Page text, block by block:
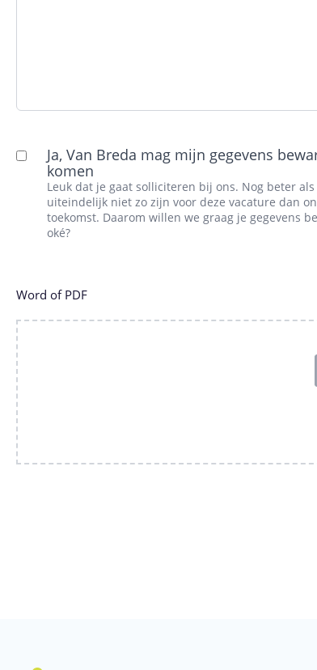
Algemene
voorwaarden
Ja, Van Breda mag mijn gegevens
komen
Leuk dat je gaat solliciteren bij ons. Nog beter
uiteindelijk niet zo zijn voor deze vacature dan
toekomst. Daarom willen we graag je gegevens
oké?
CV
Word of PDF